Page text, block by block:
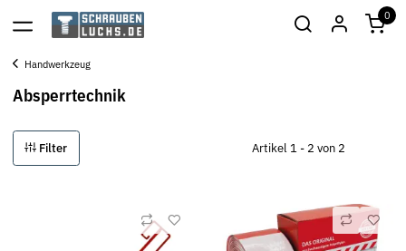
0
Handwerkzeug
Absperrtechnik
Filter Artikel 1 - 2 von 2